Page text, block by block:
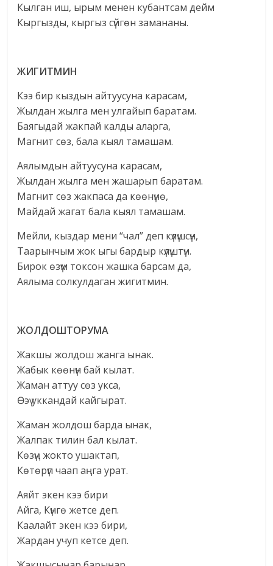
Кылган иш, ырым менен кубантсам дейм
Кыргызды, кыргыз сүйгөн замананы.
ЖИГИТМИН
Кээ бир кыздын айтуусуна карасам,
Жылдан жылга мен улгайып баратам.
Баягыдай жакпай калды аларга,
Магнит сөз, бала кыял тамашам.
Аялымдын айтуусуна карасам,
Жылдан жылга мен жашарып баратам.
Магнит сөз жакпаса да көөнүнө,
Майдай жагат бала кыял тамашам.
Мейли, кыздар мени “чал” деп күлүшсүн,
Таарынчым жок ыгы бардыр күлүштүн.
Бирок өзүм токсон жашка барсам да,
Аялыма солкулдаган жигитмин.
ЖОЛДОШТОРУМА
Жакшы жолдош жанга ынак.
Жабык көөнүн бай кылат.
Жаман аттуу сөз укса,
Өэү уккандай кайгырат.
Жаман жолдош барда ынак,
Жалпак тилин бал кылат.
Көзүң жокто ушактап,
Көтөрүп чаап аңга урат.
Аяйт экен кээ бири
Айга, Күнгө жетсе деп.
Каалайт экен кээ бири,
Жардан учуп кетсе деп.